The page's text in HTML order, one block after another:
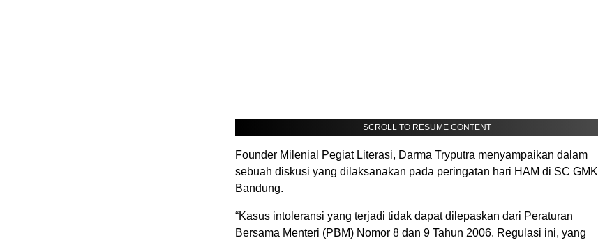
SCROLL TO RESUME CONTENT
Founder Milenial Pegiat Literasi, Darma Tryputra menyampaikan dalam
sebuah diskusi yang dilaksanakan pada peringatan hari HAM di SC GMKI
Bandung.
“Kasus intoleransi yang terjadi tidak dapat dilepaskan dari Peraturan
Bersama Menteri (PBM) Nomor 8 dan 9 Tahun 2006. Regulasi ini, yang